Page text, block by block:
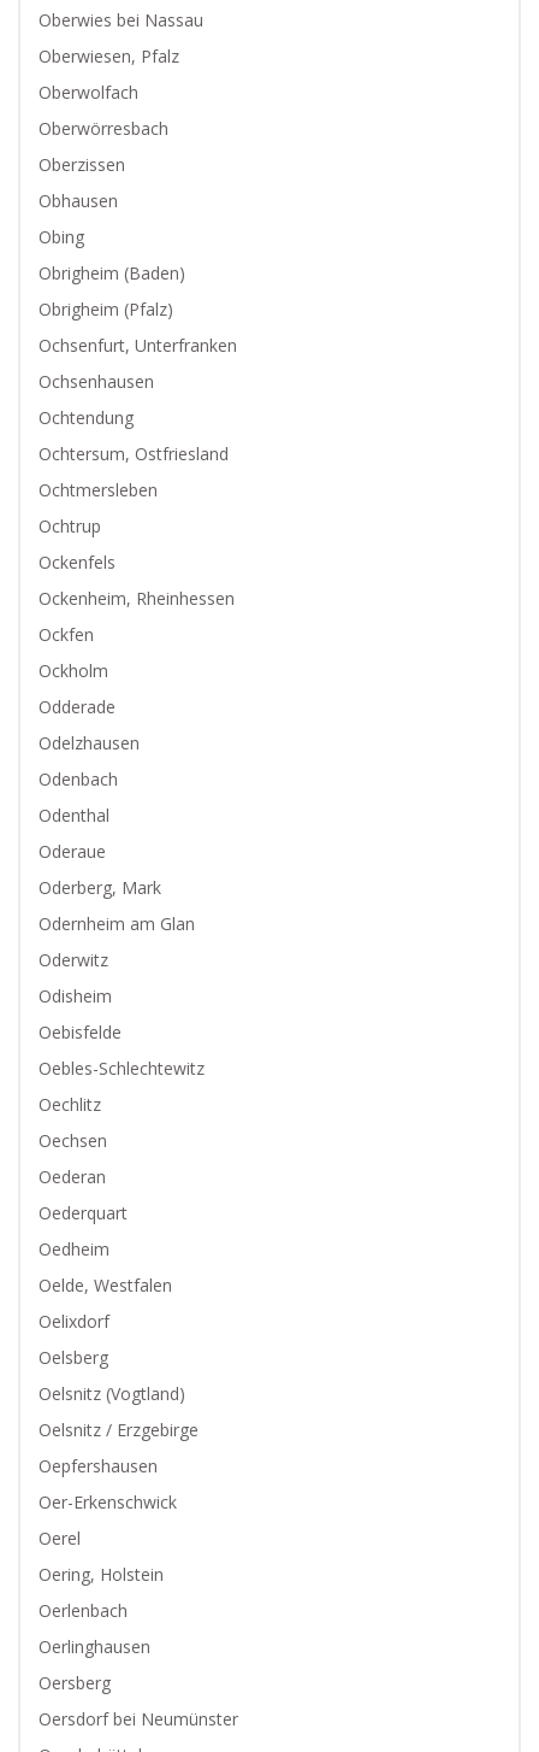
Oberwies bei Nassau
Oberwiesen, Pfalz
Oberwolfach
Oberwörresbach
Oberzissen
Obhausen
Obing
Obrigheim (Baden)
Obrigheim (Pfalz)
Ochsenfurt, Unterfranken
Ochsenhausen
Ochtendung
Ochtersum, Ostfriesland
Ochtmersleben
Ochtrup
Ockenfels
Ockenheim, Rheinhessen
Ockfen
Ockholm
Odderade
Odelzhausen
Odenbach
Odenthal
Oderaue
Oderberg, Mark
Odernheim am Glan
Oderwitz
Odisheim
Oebisfelde
Oebles-Schlechtewitz
Oechlitz
Oechsen
Oederan
Oederquart
Oedheim
Oelde, Westfalen
Oelixdorf
Oelsberg
Oelsnitz (Vogtland)
Oelsnitz / Erzgebirge
Oepfershausen
Oer-Erkenschwick
Oerel
Oering, Holstein
Oerlenbach
Oerlinghausen
Oersberg
Oersdorf bei Neumünster